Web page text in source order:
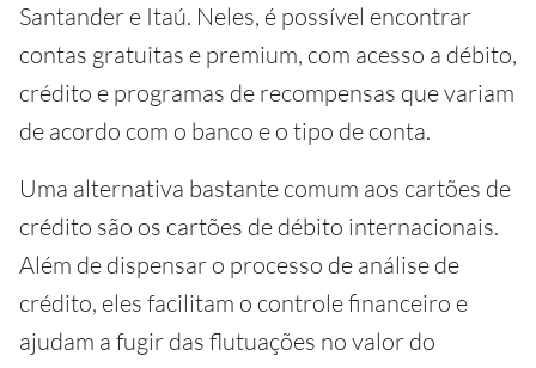
Santander e Itaú. Neles, é possível encontrar
contas gratuitas e premium, com acesso a débito,
crédito e programas de recompensas que variam
de acordo com o banco e o tipo de conta.
Uma alternativa bastante comum aos cartões de
crédito são os cartões de débito internacionais.
Além de dispensar o processo de análise de
crédito, eles facilitam o controle financeiro e
ajudam a fugir das flutuações no valor do